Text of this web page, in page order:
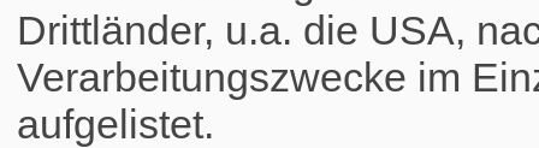
Drittländer, u.a. die USA,
Verarbeitungszwecke im
aufgelistet.